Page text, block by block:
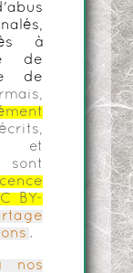
à
de
de
et
BY-
.
nos